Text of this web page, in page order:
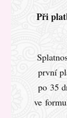
Při
první
po 35
ve